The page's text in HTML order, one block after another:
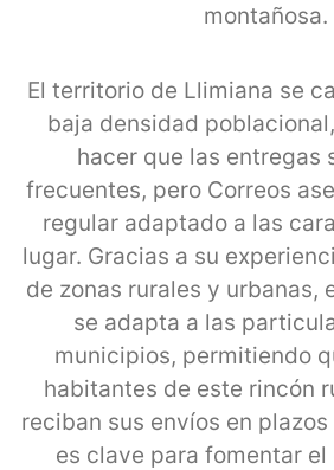
montañosa.
El territorio de Llimiana se
baja densidad
hacer que las entregas
frecuentes, pero Correos
regular adaptado a las
lugar. Gracias a su
de zonas rurales y urbanas,
se adapta a las
municipios, permitiendo
habitantes de este rincón
reciban sus envíos en
es clave para fomentar